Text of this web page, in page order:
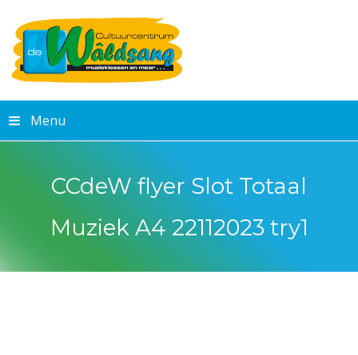
Menu
CCdeW flyer Slot Totaal
Muziek A4 22112023 try1